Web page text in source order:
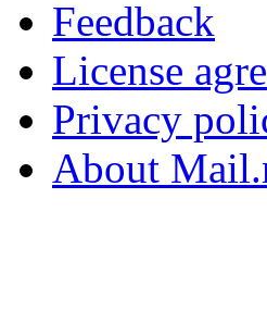
Feedback
License
Privacy
About